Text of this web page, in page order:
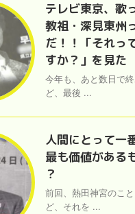
テレビ東京、歌
教祖・深見東州
だ！！「それっ
すか？」を見た
今年も、あと数日で
ど、最後 ...
人間にとって一
最も価値がある
？
前回、熱田神宮のこ
ど、それを ...